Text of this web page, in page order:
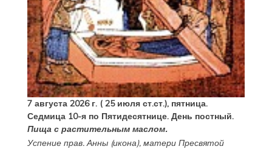
7 августа 2026 г. ( 25 июля ст.ст.), пятница.
Седмица 10-я по Пятидесятнице. День постный.
Пища с растительным маслом.
Успение прав.Анны(икона), матери Пресвятой